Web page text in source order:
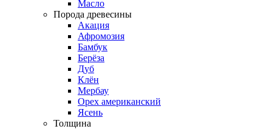
Масло
Порода древесины
Акация
Афромозия
Бамбук
Берёза
Дуб
Клён
Мербау
Орех американский
Ясень
Толщина